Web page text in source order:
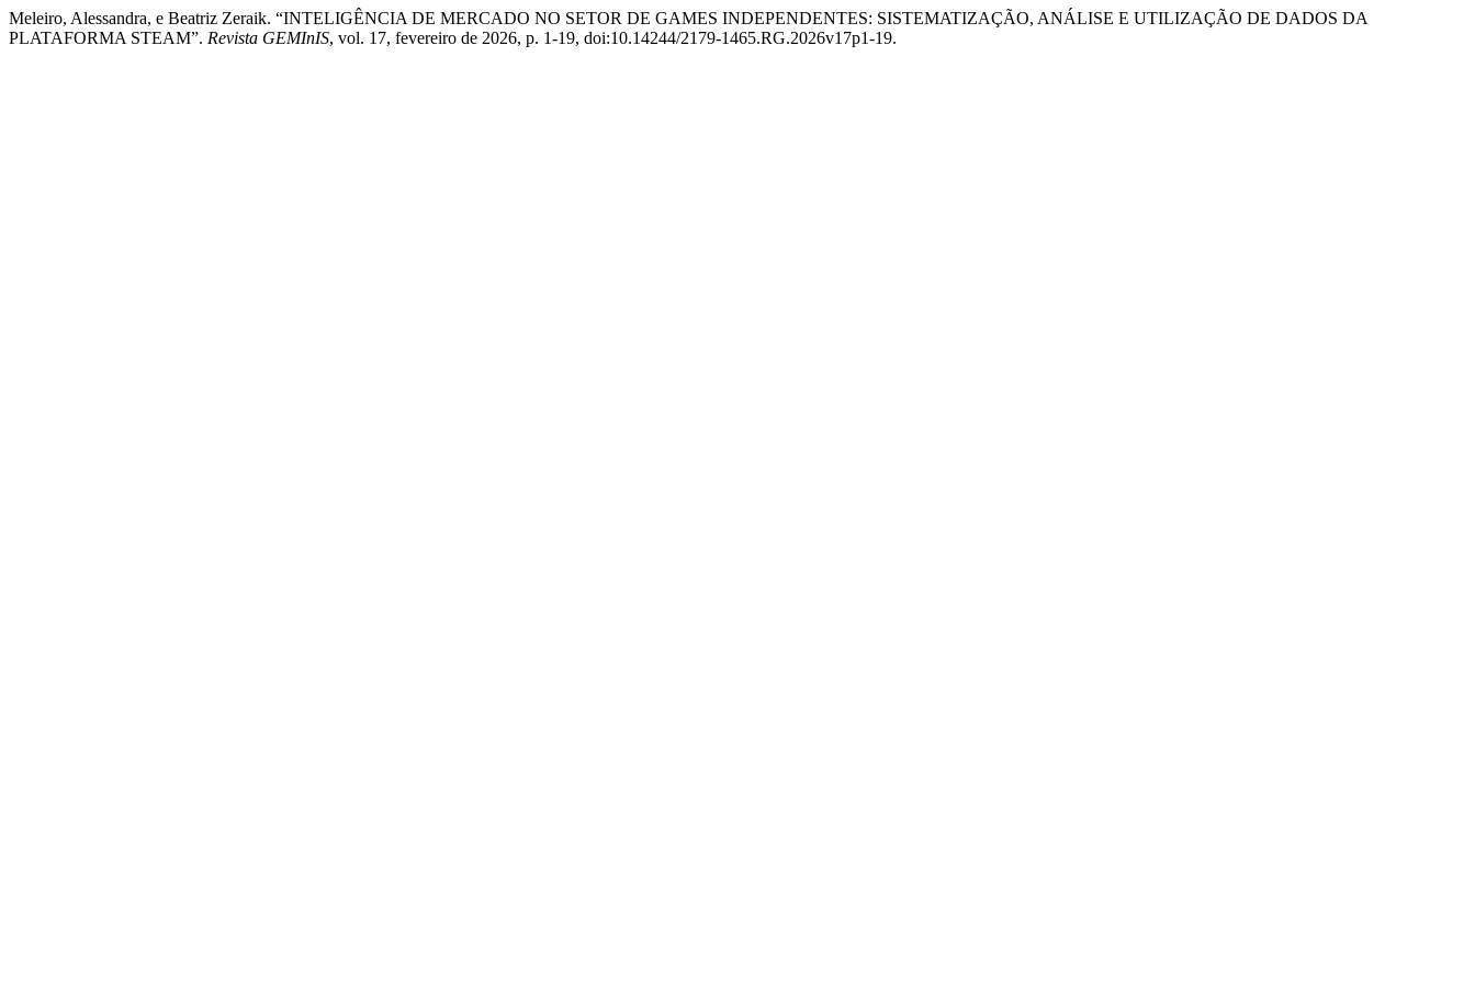
Meleiro, Alessandra, e Beatriz Zeraik. “INTELIGÊNCIA DE MERCADO NO SETOR DE GAMES INDEPENDENTES: SISTEMATIZAÇÃO, ANÁLISE E UTILIZAÇÃO DE DADOS DA
PLATAFORMA STEAM”. Revista GEMInIS, vol. 17, fevereiro de 2026, p. 1-19, doi:10.14244/2179-1465.RG.2026v17p1-19.